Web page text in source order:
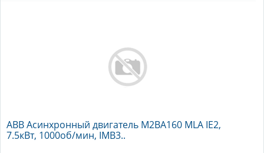
ABB Асинхронный двигатель M2BA160 MLA IE2,
7.5кВт, 1000об/мин, IMB3..